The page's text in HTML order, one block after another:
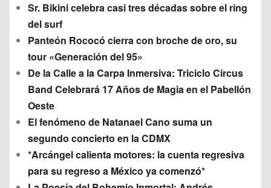
Sr. Bikini celebra casi tres décadas sobre el ring
del surf
Panteón Rococó cierra con broche de oro, su
tour «Generación del 95»
De la Calle a la Carpa Inmersiva: Triciclo Circus
Band Celebrará 17 Años de Magia en el Pabellón
Oeste
El fenómeno de Natanael Cano suma un
segundo concierto en la CDMX
*Arcángel calienta motores: la cuenta regresiva
para su regreso a México ya comenzó*